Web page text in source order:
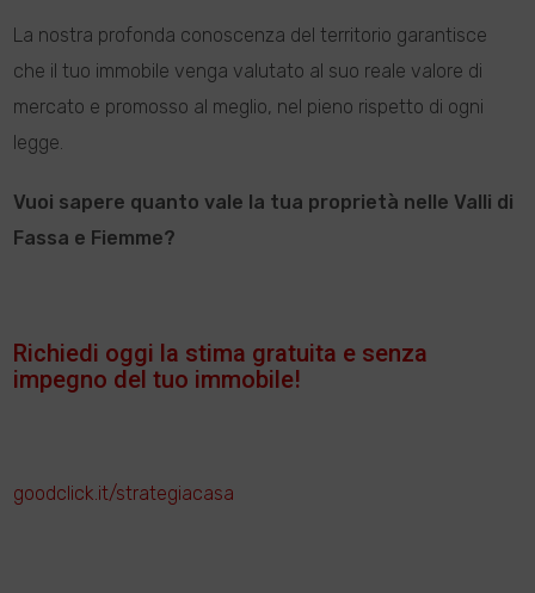
La nostra profonda conoscenza del territorio garantisce
che il tuo immobile venga valutato al suo reale valore di
mercato e promosso al meglio, nel pieno rispetto di ogni
legge.
Vuoi sapere quanto vale la tua proprietà nelle Valli di
Fassa e Fiemme?
Richiedi oggi la stima gratuita e senza
impegno del tuo immobile!
goodclick.it/strategiacasa